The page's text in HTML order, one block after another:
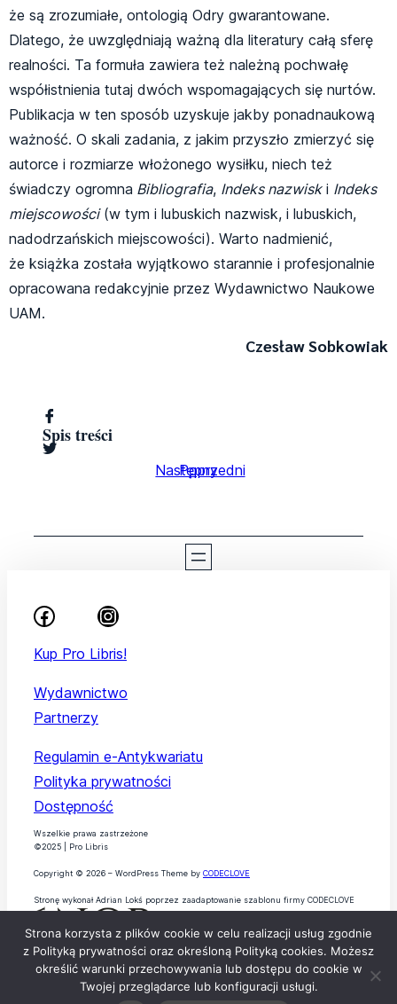
że są zrozumiałe, ontologią Odry gwarantowane.
Dlatego, że uwzględniają ważną dla literatury całą sferę
realności. Ta formuła zawiera też należną pochwałę
współistnienia tutaj dwóch wspomagających się nurtów.
Publikacja w ten sposób uzyskuje jakby ponadnaukową
ważność. O skali zadania, z jakim przyszło zmierzyć się
autorce i rozmiarze włożonego wysiłku, niech też
świadczy ogromna Bibliografia, Indeks nazwiski Indeks
miejscowości(w tym i lubuskich nazwisk, i lubuskich,
nadodrzańskich miejscowości). Warto nadmienić,
że książka została wyjątkowo starannie i profesjonalnie
opracowana redakcyjnie przez Wydawnictwo Naukowe
UAM.
Czesław Sobkowiak
Spis treści
Poprzedni
Następny
Kup Pro Libris!
Wydawnictwo
Partnerzy
Regulamin e-Antykwariatu
Polityka prywatności
Dostępność
Wszelkie prawa zastrzeżone
©2025 | Pro Libris
Copyright © 2026 – WordPress Theme by CODECLOVE
Stronę wykonał Adrian Lokś poprzez zaadaptowanie szablonu firmy CODECLOVE
Strona korzysta z plików cookie w celu realizacji usług zgodnie
z Polityką prywatności oraz określoną Polityką cookies. Możesz
określić warunki przechowywania lub dostępu do cookie w
Twojej przeglądarce lub konfiguracji usługi.